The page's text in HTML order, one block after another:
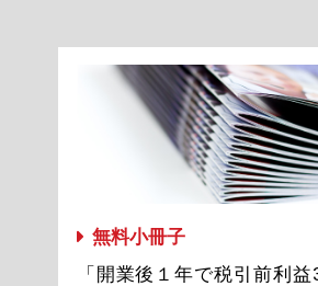
無料小冊子
「開業後１年で税引前利